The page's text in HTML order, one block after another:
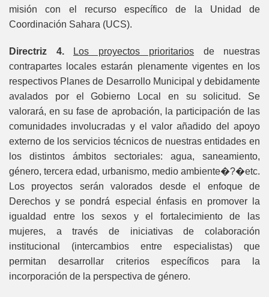
misión con el recurso específico de la Unidad de
Coordinación Sahara (UCS).
Directriz 4. Los proyectos prioritarios de nuestras
contrapartes locales estarán plenamente vigentes en los
respectivos Planes de Desarrollo Municipal y debidamente
avalados por el Gobierno Local en su solicitud. Se
valorará, en su fase de aprobación, la participación de las
comunidades involucradas y el valor añadido del apoyo
externo de los servicios técnicos de nuestras entidades en
los distintos ámbitos sectoriales: agua, saneamiento,
género, tercera edad, urbanismo, medio ambiente�?�etc.
Los proyectos serán valorados desde el enfoque de
Derechos y se pondrá especial énfasis en promover la
igualdad entre los sexos y el fortalecimiento de las
mujeres, a través de iniciativas de colaboración
institucional (intercambios entre especialistas) que
permitan desarrollar criterios específicos para la
incorporación de la perspectiva de género.